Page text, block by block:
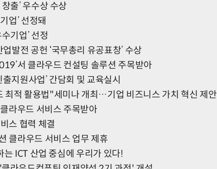
출’ 우수상 수상
업’ 선정돼
기업’ 선정
발전 공헌 ‘국무총리 유공표창’ 수상
서 클라우드 컨설팅 솔루션 주목받아
지원사업’ 간담회 및 교육실시
최적 활용법"세미나 개최…기업 비즈니스 가치 혁신 제안
라우드 서비스 주목받아
스 협력 체결
클라우드 서비스 업무 제휴
ICT 산업 중심에 우리가 있다!